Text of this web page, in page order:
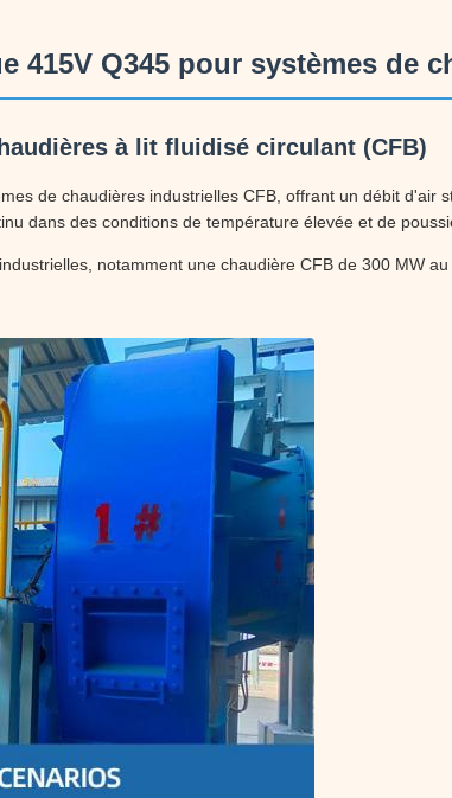
415V Q345 pour systèmes de
à lit fluidisé circulant (CFB)
de chaudières industrielles CFB, offrant un débit d'air
dans des conditions de température élevée et de
notamment une chaudière CFB de 300 MW